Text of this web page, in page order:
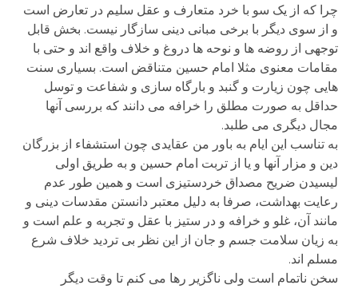
چرا که از یک سو با خرد متعارف و عقل سلیم در تعارض است
و از سوی دیگر با برخی مبانی دینی سازگار نیست. بخش قابل
توجهی از روضه ها و نوحه ها دروغ و خلاف واقع اند و حتی با
مقامات معنوی مثلا امام حسین متناقض است. بسیاری سنت
هایی چون زیارت و گنبد و بارگاه سازی و شفاعت و توسل
حداقل به صورت مطلق را خرافه می دانند که بررسی آنها
مجال دیگری می طلبد.
به تناسب این ایام به باور من عقایدی چون استشفاء از بزرگان
دین و مزار آنها و یا از تربت امام حسین و به طریق اولی
لیسیدن ضریح مصداق خردستیزی است و همین طور عدم
رعایت بهداشت، صرفا به دلیل معتبر دانستن مقدسات دینی و
مانند آن، غلو و خرافه و در ستیز با عقل و تجربه و علم است و
به زیان سلامت جسم و جان از این نظر بی تردید خلاف شرع
مسلم اند.
سخن ناتمام است ولی ناگزیر رها می کنم تا وقت دیگر